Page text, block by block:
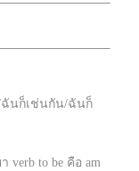
/ฉันก็เช่นกัน/ฉันก็
to be คือ am